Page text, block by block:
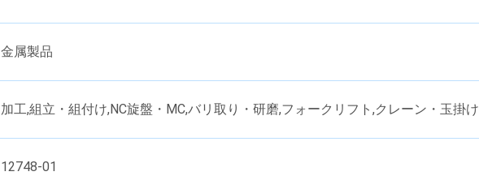
金属製品
加工,組立・組付け,NC旋盤・MC,バリ取り・研磨,フォークリフト,クレーン・玉掛け
12748-01